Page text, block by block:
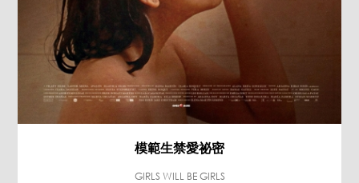
模範生禁愛祕密
GIRLS WILL BE GIRLS